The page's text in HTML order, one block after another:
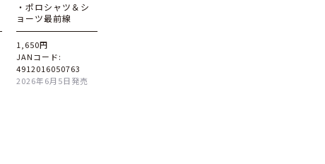
・ポロシャツ＆シ
ョーツ最前線
1,650円
JANコード:
4912016050763
2026年6月5日発売